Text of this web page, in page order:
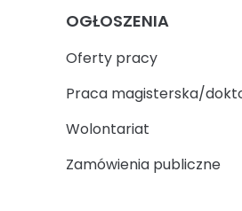
OGŁOSZENIA
Oferty pracy
Praca magisterska/
Wolontariat
Zamówienia publiczne